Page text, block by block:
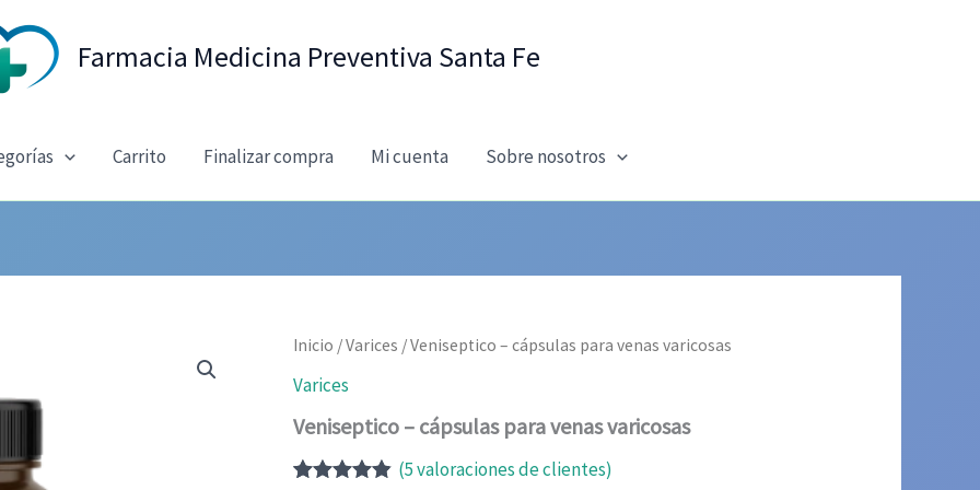
Farmacia Medicina Preventiva Santa Fe
Carrito Finalizar compra Mi cuenta Sobre nosotros
Inicio /Varices / Veniseptico – cápsulas para venas varicosas
Varices
Veniseptico – cápsulas para venas varicosas
(5valoraciones de clientes)